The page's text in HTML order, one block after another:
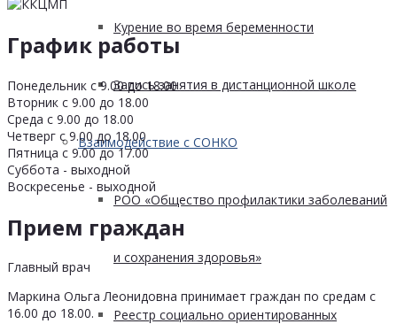
Курение во время беременности
Запись занятия в дистанционной школе
Взаимодействие с СОНКО
РОО «Общество профилактики заболеваний
и сохранения здоровья»
Реестр социально ориентированных
График работы
Понедельник с 9.00 до 18.00
Вторник с 9.00 до 18.00
Среда с 9.00 до 18.00
Четверг с 9.00 до 18.00
Пятница с 9.00 до 17.00
Суббота - выходной
Воскресенье - выходной
Прием граждан
Главный врач
Маркина Ольга Леонидовна принимает граждан по средам с
16.00 до 18.00.